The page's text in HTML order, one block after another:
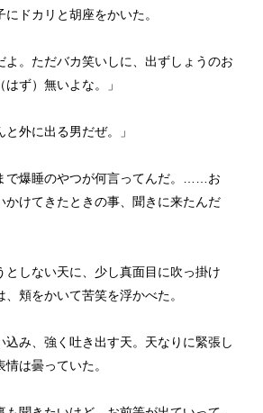
ドカリと胡座をかいた。
よ。ただバカ笑いしに、出ずしょうのお
ず）無いよな。」
と外に出る男だぜ。」
で爆睡のやつが何言ってんだ。……お
かけてきたときの事、聞きに来たんだ
としない天に、少し真面目に吹っ掛け
頬をかいて苦笑を浮かべた。
込み、強く吐き出す天。天なりに緊張し
は曇っていた。